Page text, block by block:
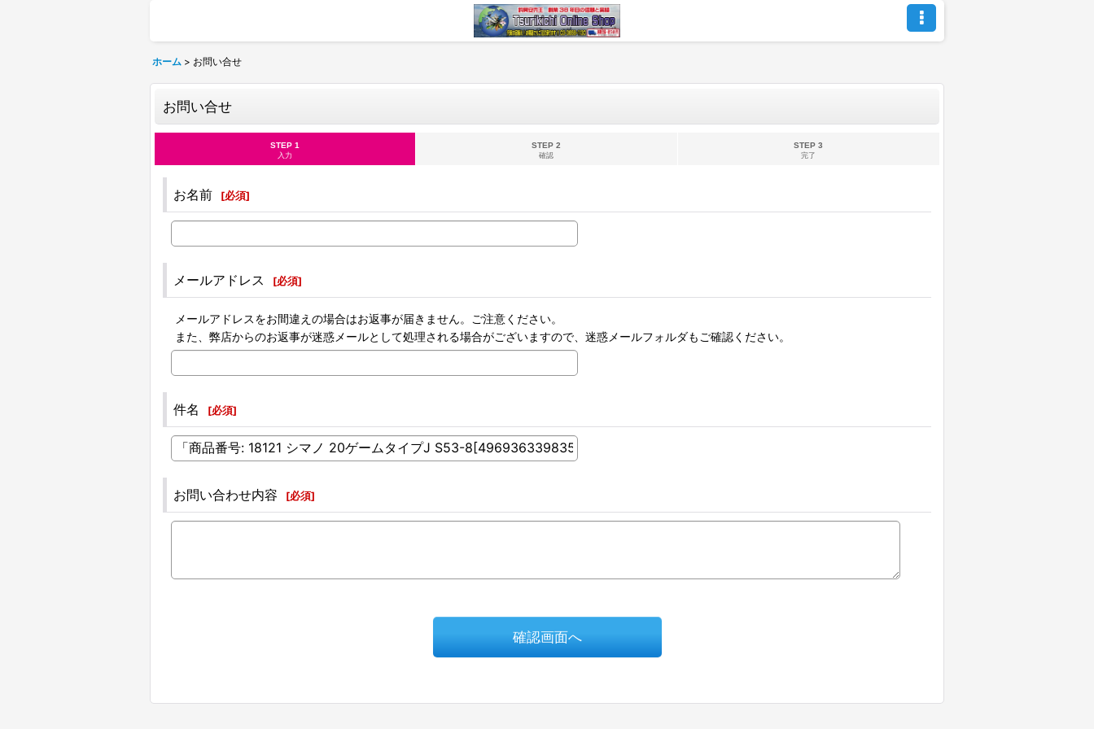
ホーム > お問い合せ
お問い合せ
STEP 1
入力
STEP 2
確認
STEP 3
完了
お名前 [必須]
メールアドレス [必須]
メールアドレスをお間違えの場合はお返事が届きません。ご注意ください。
また、弊店からのお返事が迷惑メールとして処理される場合がございますので、迷惑メールフォルダもご確認ください。
件名 [必須]
お問い合わせ内容 [必須]
確認画面へ